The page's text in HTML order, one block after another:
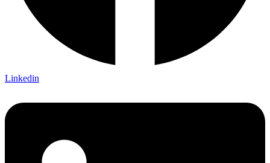
Linkedin